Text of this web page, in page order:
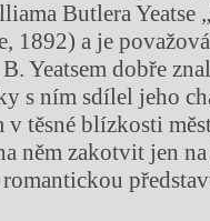
Butlera Yeatse
1892) a je
Yeatsem dobře
s ním sdílel jeho
těsné blízkosti
něm zakotvit jen